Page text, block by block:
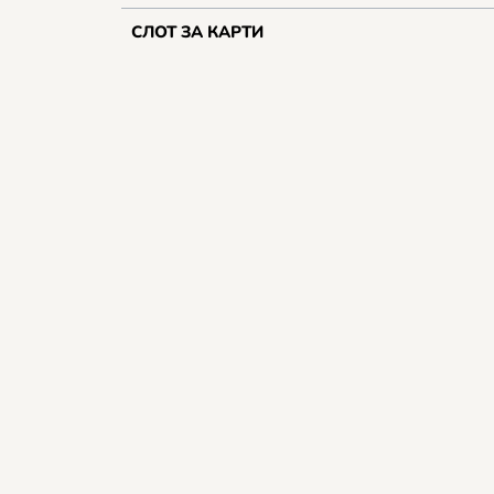
СЛОТ ЗА КАРТИ